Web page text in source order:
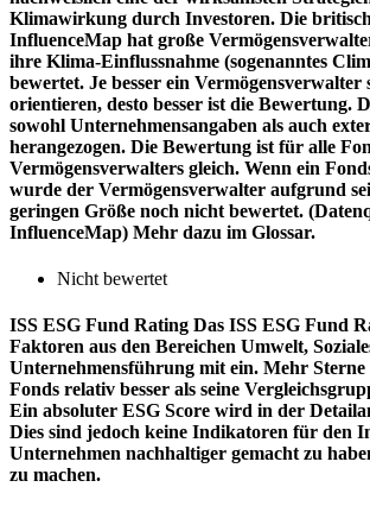
Klimawirkung durch Investoren. Die
InfluenceMap hat große
ihre Klima-Einflussnahme (sogenanntes
bewertet. Je besser ein Vermögensverwalter
orientieren, desto besser ist die Bewertung.
sowohl Unternehmensangaben als auch
herangezogen. Die Bewertung ist für alle
Vermögensverwalters gleich. Wenn ein
wurde der Vermögensverwalter aufgrund
geringen Größe noch nicht bewertet.
InfluenceMap) Mehr dazu im Glossar.
Nicht bewertet
ISS ESG Fund Rating Das ISS ESG Fund
Faktoren aus den Bereichen Umwelt,
Unternehmensführung mit ein. Mehr Sterne
Fonds relativ besser als seine
Ein absoluter ESG Score wird in der
Dies sind jedoch keine Indikatoren für den
Unternehmen nachhaltiger gemacht zu
zu machen.